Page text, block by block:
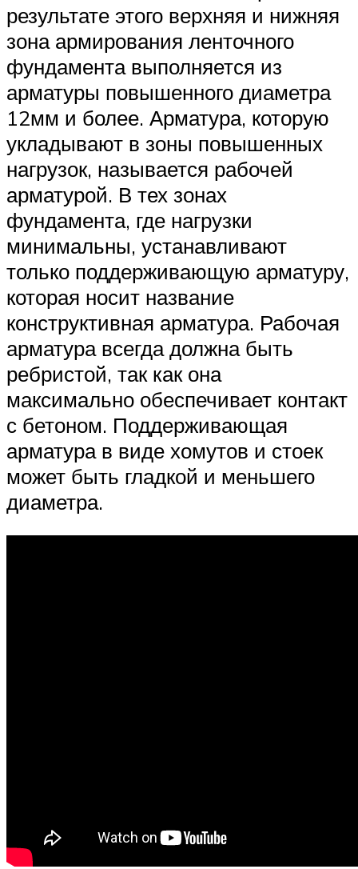
результате этого верхняя и нижняя
зона армирования ленточного
фундамента выполняется из
арматуры повышенного диаметра
12мм и более. Арматура, которую
укладывают в зоны повышенных
нагрузок, называется рабочей
арматурой. В тех зонах
фундамента, где нагрузки
минимальны, устанавливают
только поддерживающую арматуру,
которая носит название
конструктивная арматура. Рабочая
арматура всегда должна быть
ребристой, так как она
максимально обеспечивает контакт
с бетоном. Поддерживающая
арматура в виде хомутов и стоек
может быть гладкой и меньшего
диаметра.